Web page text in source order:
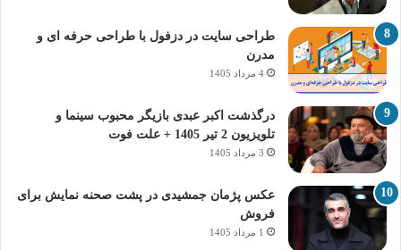
طراحی سایت در دزفول با طراحی حرفه‌ ای و
مدرن
4 مرداد 1405
درگذشت اکبر عبدی بازیگر محبوب سینما و
تلویزیون 2 تیر 1405 + علت فوت
3 مرداد 1405
عکس پژمان جمشیدی در پشت صحنه نمایش برای
فروش
1 مرداد 1405